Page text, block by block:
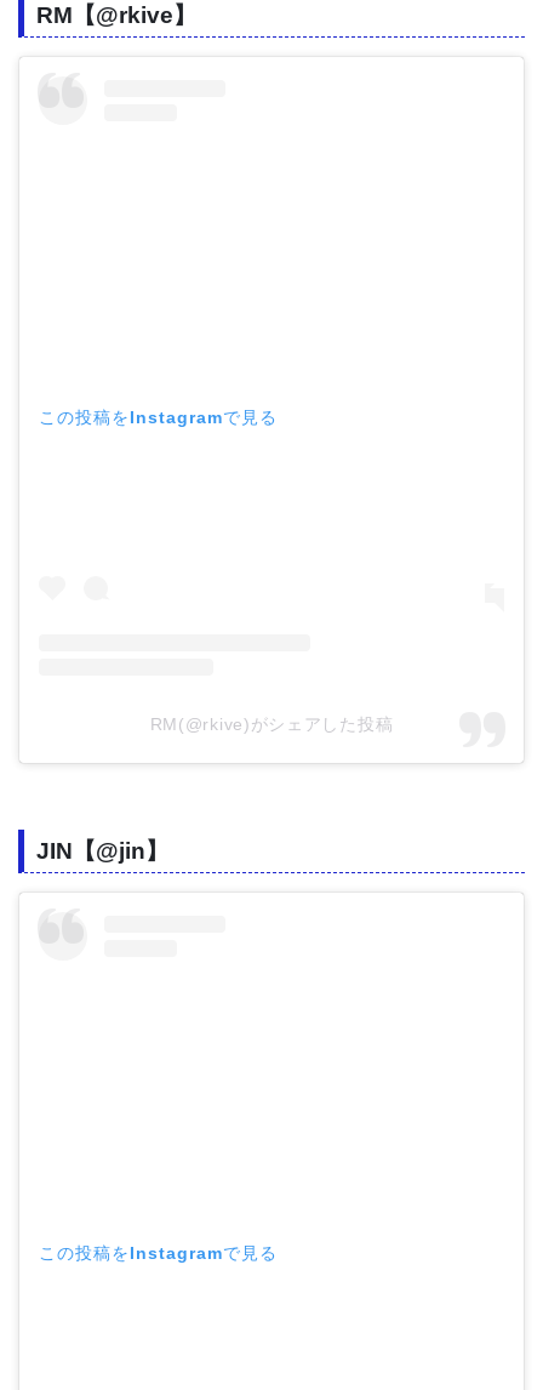
RM【@rkive】
この投稿をInstagramで見る
RM(@rkive)がシェアした投稿
JIN【@jin】
この投稿をInstagramで見る